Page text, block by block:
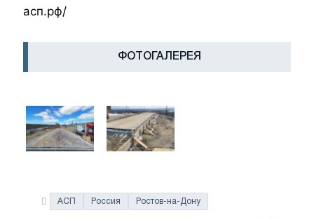
асп.рф/
ФОТОГАЛЕРЕЯ
АСП Россия Ростов-на-Дону